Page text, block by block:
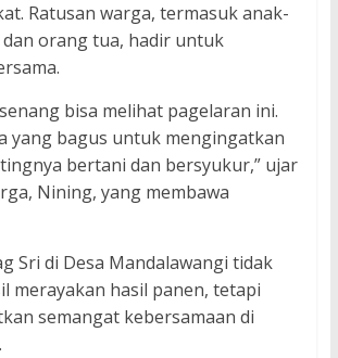
Ratusan warga, termasuk anak-
dan orang tua, hadir untuk
bisa melihat pagelaran ini.
yang bagus untuk mengingatkan
bertani dan bersyukur,” ujar
Nining, yang membawa
Sri di Desa Mandalawangi tidak
merayakan hasil panen, tetapi
semangat kebersamaan di